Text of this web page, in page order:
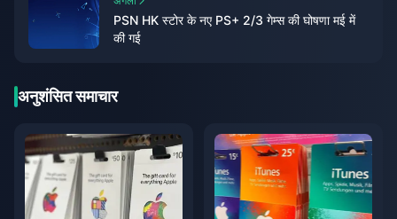
PSN HK स्टोर के नए PS+ 2/3 गेम्स की घोषणा मई में
की गई
अनुशंसित समाचार